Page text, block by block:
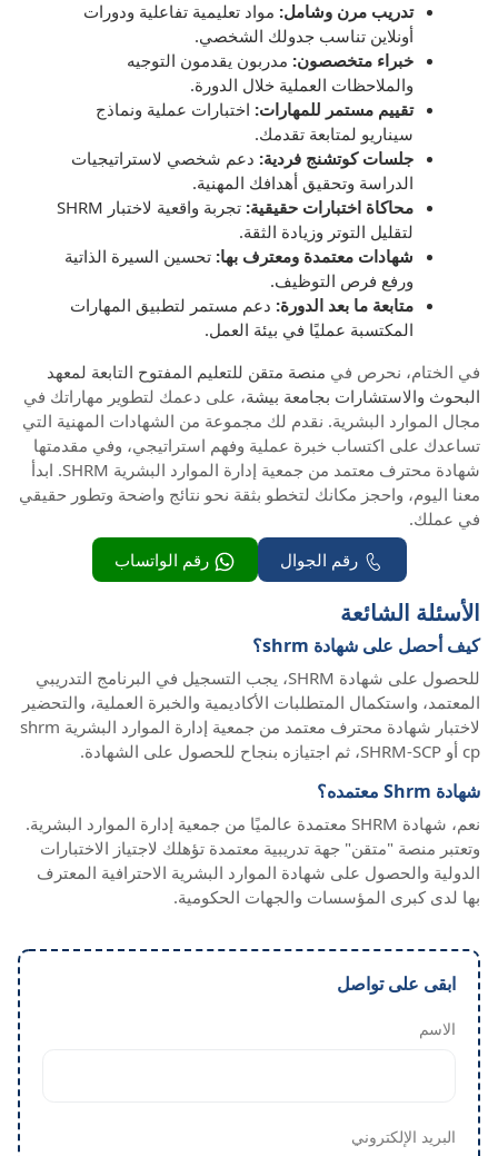
تدريب مرن وشامل: مواد تعليمية تفاعلية ودورات
أونلاين تناسب جدولك الشخصي.
خبراء متخصصون: مدربون يقدمون التوجيه
والملاحظات العملية خلال الدورة.
تقييم مستمر للمهارات: اختبارات عملية ونماذج
سيناريو لمتابعة تقدمك.
جلسات كوتشنج فردية: دعم شخصي لاستراتيجيات
الدراسة وتحقيق أهدافك المهنية.
محاكاة اختبارات حقيقية:
تجربة واقعية لاختبار SHRM
لتقليل التوتر وزيادة الثقة.
شهادات معتمدة ومعترف بها: تحسين السيرة الذاتية
ورفع فرص التوظيف.
متابعة ما بعد الدورة: دعم مستمر لتطبيق المهارات
المكتسبة عمليًا في بيئة العمل.
في الختام، نحرص في منصة متقن للتعليم المفتوح التابعة لمعهد
البحوث والاستشارات بجامعة بيشة، على دعمك لتطوير مهاراتك في
مجال الموارد البشرية. نقدم لك مجموعة من الشهادات المهنية التي
تساعدك على اكتساب خبرة عملية وفهم استراتيجي، وفي مقدمتها
شهادة محترف معتمد من جمعية إدارة الموارد البشرية SHRM. ابدأ
معنا اليوم، واحجز مكانك لتخطو بثقة نحو نتائج واضحة وتطور حقيقي
في عملك.
رقم الجوال
رقم الواتساب
الأسئلة الشائعة
كيف أحصل على شهادة shrm؟
للحصول على شهادة SHRM، يجب التسجيل في البرنامج التدريبي
المعتمد، واستكمال المتطلبات الأكاديمية والخبرة العملية، والتحضير
لاختبار شهادة محترف معتمد من جمعية إدارة الموارد البشرية shrm
cp أو SHRM-SCP، ثم اجتيازه بنجاح للحصول على الشهادة.
شهادة Shrm معتمده؟
نعم، شهادة SHRM معتمدة عالميًا من جمعية إدارة الموارد البشرية.
وتعتبر منصة "متقن" جهة تدريبية معتمدة تؤهلك لاجتياز الاختبارات
الدولية والحصول على شهادة الموارد البشرية الاحترافية المعترف
بها لدى كبرى المؤسسات والجهات الحكومية.
ابقى على تواصل
الاسم
البريد الإلكتروني